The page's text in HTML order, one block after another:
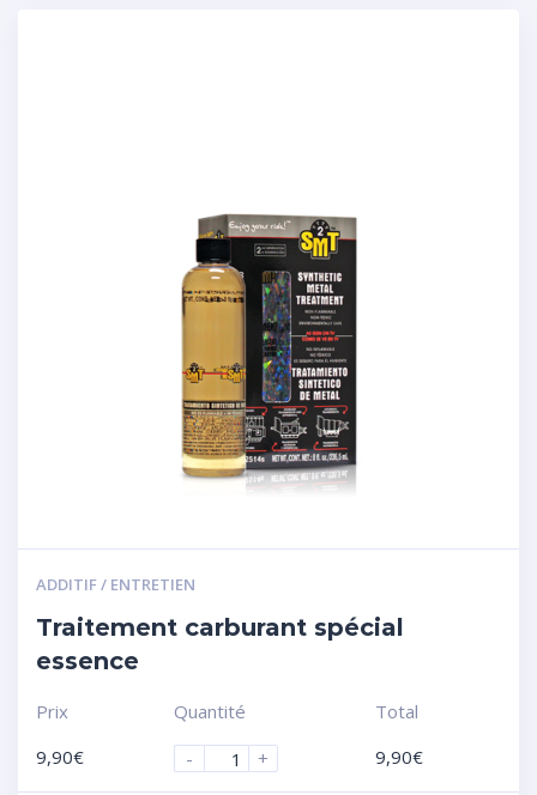
ADDITIF / ENTRETIEN
Traitement carburant spécial
essence
Prix
9,90€
Quantité
-
+
Total
9,90€